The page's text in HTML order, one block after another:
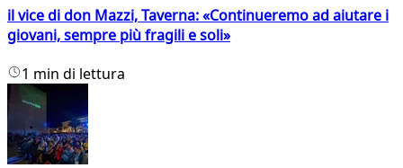
il vice di don Mazzi, Taverna: «Continueremo ad aiutare i
giovani, sempre più fragili e soli»
1 min di lettura